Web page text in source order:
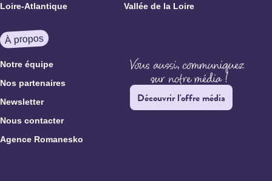
Loire-Atlantique
Vallée de la Loire
À propos
Notre équipe
Nos partenaires
Newsletter
Nous contacter
Agence Romanesko
Découvrir l'offre média